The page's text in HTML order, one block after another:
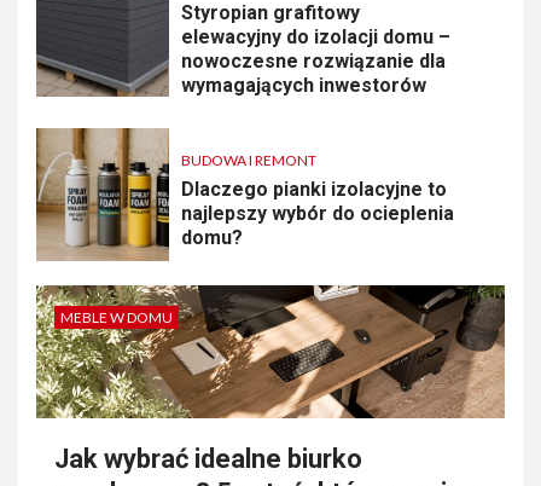
Styropian grafitowy
elewacyjny do izolacji domu –
nowoczesne rozwiązanie dla
wymagających inwestorów
BUDOWA I REMONT
Dlaczego pianki izolacyjne to
najlepszy wybór do ocieplenia
domu?
MEBLE W DOMU
Jak wybrać idealne biurko